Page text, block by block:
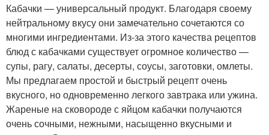
Кабачки — универсальный продукт. Благодаря своему
нейтральному вкусу они замечательно сочетаются со
многими ингредиентами. Из-за этого качества рецептов
блюд с кабачками существует огромное количество —
супы, рагу, салаты, десерты, соусы, заготовки, омлеты.
Мы предлагаем простой и быстрый рецепт очень
вкусного, но одновременно легкого завтрака или ужина.
Жареные на сковороде с яйцом кабачки получаются
очень сочными, нежными, насыщенно вкусными и